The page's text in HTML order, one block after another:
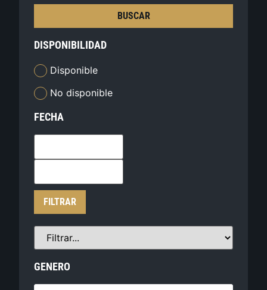
BUSCAR
DISPONIBILIDAD
Disponible
No disponible
FECHA
FILTRAR
GENERO